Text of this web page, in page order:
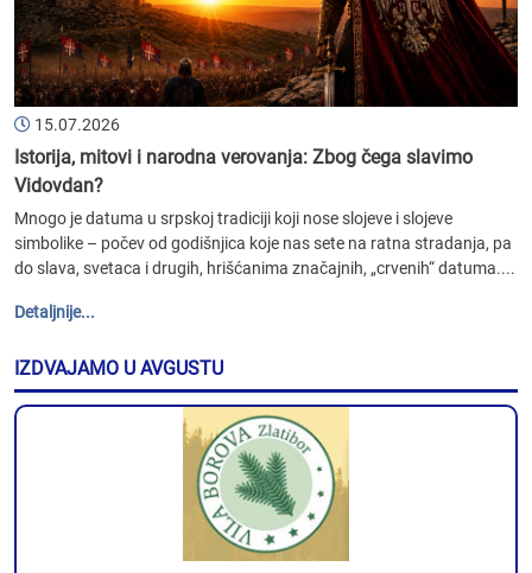
15.07.2026
Istorija, mitovi i narodna verovanja: Zbog čega slavimo
Vidovdan?
Mnogo je datuma u srpskoj tradiciji koji nose slojeve i slojeve
simbolike – počev od godišnjica koje nas sete na ratna stradanja, pa
do slava, svetaca i drugih, hrišćanima značajnih, „crvenih“ datuma....
Detaljnije...
IZDVAJAMO U AVGUSTU